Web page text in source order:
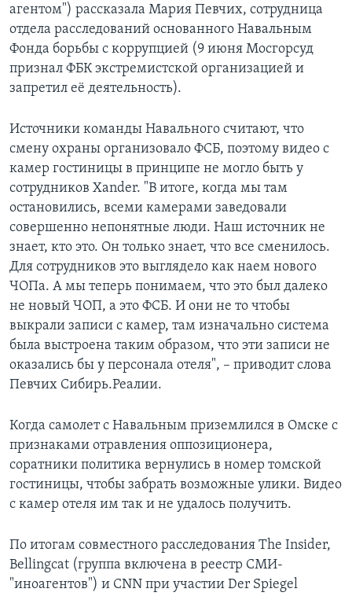
агентом") рассказала Мария Певчих, сотрудница
отдела расследований основанного Навальным
Фонда борьбы с коррупцией (9 июня Мосгорсуд
признал ФБК экстремистской организацией и
запретил её деятельность).
Источники команды Навального считают, что
смену охраны организовало ФСБ, поэтому видео с
камер гостиницы в принципе не могло быть у
сотрудников Xander. "В итоге, когда мы там
остановились, всеми камерами заведовали
совершенно непонятные люди. Наш источник не
знает, кто это. Он только знает, что все сменилось.
Для сотрудников это выглядело как наем нового
ЧОПа. А мы теперь понимаем, что это был далеко
не новый ЧОП, а это ФСБ. И они не то чтобы
выкрали записи с камер, там изначально система
была выстроена таким образом, что эти записи не
оказались бы у персонала отеля", – приводит слова
Певчих Сибирь.Реалии.
Когда самолет с Навальным приземлился в Омске с
признаками отравления оппозиционера,
соратники политика вернулись в номер томской
гостиницы, чтобы забрать возможные улики. Видео
с камер отеля им так и не удалось получить.
По итогам совместного расследования The Insider,
Bellingcat (группа включена в реестр СМИ-
"иноагентов") и CNN при участии Der Spiegel